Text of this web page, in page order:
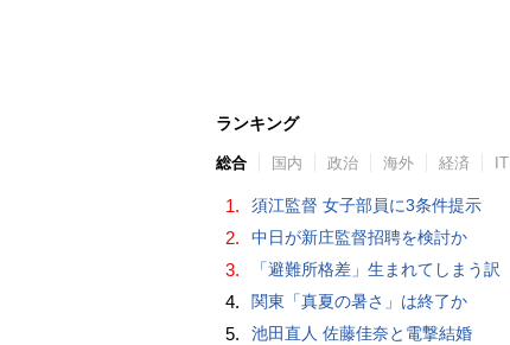
ランキング
総合 国内 政治 海外 経済 IT
1. 須江監督 女子部員に3条件提示
2. 中日が新庄監督招聘を検討か
3. 「避難所格差」生まれてしまう訳
4. 関東「真夏の暑さ」は終了か
5. 池田直人 佐藤佳奈と電撃結婚